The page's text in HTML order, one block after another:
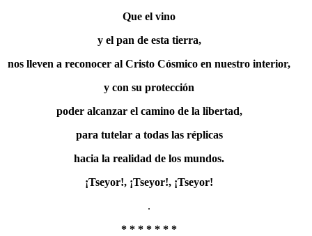
Que el vino
y el pan de esta tierra,
nos lleven a reconocer al Cristo Cósmico en nuestro interior,
y con su protección
poder alcanzar el camino de la libertad,
para tutelar a todas las réplicas
hacia la realidad de los mundos.
¡Tseyor!, ¡Tseyor!, ¡Tseyor!
.
* * * * * * *